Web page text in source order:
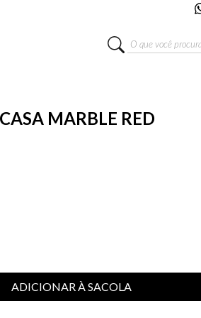
O que você procura?
MARBLE RED
ADICIONAR À SACOLA